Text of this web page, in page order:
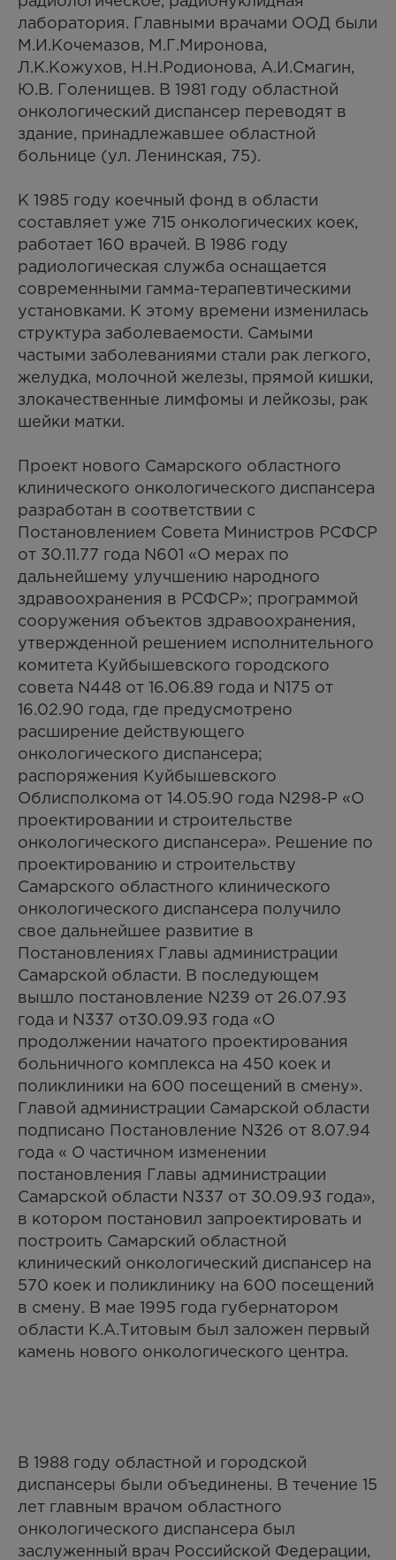
лаборатория. Главными врачами ООД были
М.И.Кочемазов, М.Г.Миронова,
Л.К.Кожухов, Н.Н.Родионова, А.И.Смагин,
Ю.В. Голенищев. В 1981 году областной
онкологический диспансер переводят в
здание, принадлежавшее областной
больнице (ул. Ленинская, 75).
К 1985 году коечный фонд в области
составляет уже 715 онкологических коек,
работает 160 врачей. В 1986 году
радиологическая служба оснащается
современными гамма-терапевтическими
установками. К этому времени изменилась
структура заболеваемости. Самыми
частыми заболеваниями стали рак легкого,
желудка, молочной железы, прямой кишки,
злокачественные лимфомы и лейкозы, рак
шейки матки.
Проект нового Самарского областного
клинического онкологического диспансера
разработан в соответствии с
Постановлением Совета Министров РСФСР
от 30.11.77 года N601 «О мерах по
дальнейшему улучшению народного
здравоохранения в РСФСР»; программой
сооружения объектов здравоохранения,
утвержденной решением исполнительного
комитета Куйбышевского городского
совета N448 от 16.06.89 года и N175 от
16.02.90 года, где предусмотрено
расширение действующего
онкологического диспансера;
распоряжения Куйбышевского
Облисполкома от 14.05.90 года N298-Р «О
проектировании и строительстве
онкологического диспансера». Решение по
проектированию и строительству
Самарского областного клинического
онкологического диспансера получило
свое дальнейшее развитие в
Постановлениях Главы администрации
Самарской области. В последующем
вышло постановление N239 от 26.07.93
года и N337 от30.09.93 года «О
продолжении начатого проектирования
больничного комплекса на 450 коек и
поликлиники на 600 посещений в смену».
Главой администрации Самарской области
подписано Постановление N326 от 8.07.94
года « О частичном изменении
постановления Главы администрации
Самарской области N337 от 30.09.93 года»,
в котором постановил запроектировать и
построить Самарский областной
клинический онкологический диспансер на
570 коек и поликлинику на 600 посещений
в смену. В мае 1995 года губернатором
области К.А.Титовым был заложен первый
камень нового онкологического центра.
В 1988 году областной и городской
диспансеры были объединены. В течение 15
лет главным врачом областного
онкологического диспансера был
заслуженный врач Российской Федерации,